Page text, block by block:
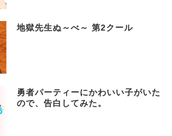
地獄先生ぬ～べ～ 第2クール
勇者パーティーにかわいい子がいた
ので、告白してみた。